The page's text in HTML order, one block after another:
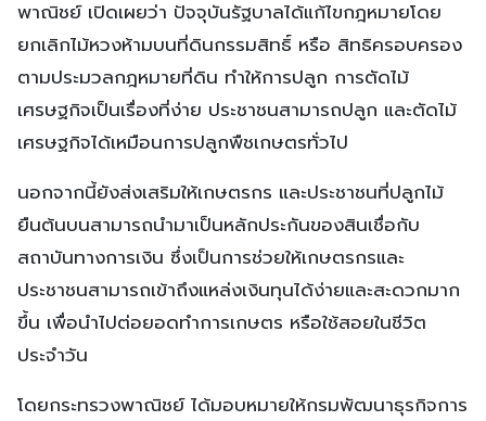
พาณิชย์ เปิดเผยว่า ปัจจุบันรัฐบาลได้แก้ไขกฎหมายโดย
ยกเลิกไม้หวงห้ามบนที่ดินกรรมสิทธิ์ หรือ สิทธิครอบครอง
ตามประมวลกฎหมายที่ดิน ทำให้การปลูก การตัดไม้
เศรษฐกิจเป็นเรื่องที่ง่าย ประชาชนสามารถปลูก และตัดไม้
เศรษฐกิจได้เหมือนการปลูกพืชเกษตรทั่วไป
นอกจากนี้ยังส่งเสริมให้เกษตรกร และประชาชนที่ปลูกไม้
ยืนต้นบนสามารถนำมาเป็นหลักประกันของสินเชื่อกับ
สถาบันทางการเงิน ซึ่งเป็นการช่วยให้เกษตรกรและ
ประชาชนสามารถเข้าถึงแหล่งเงินทุนได้ง่ายและสะดวกมาก
ขึ้น เพื่อนำไปต่อยอดทำการเกษตร หรือใช้สอยในชีวิต
ประจำวัน
โดยกระทรวงพาณิชย์ ได้มอบหมายให้กรมพัฒนาธุรกิจการ